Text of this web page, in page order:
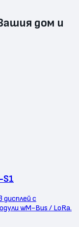
дом и
S1
с
wM-Bus / LoRa.